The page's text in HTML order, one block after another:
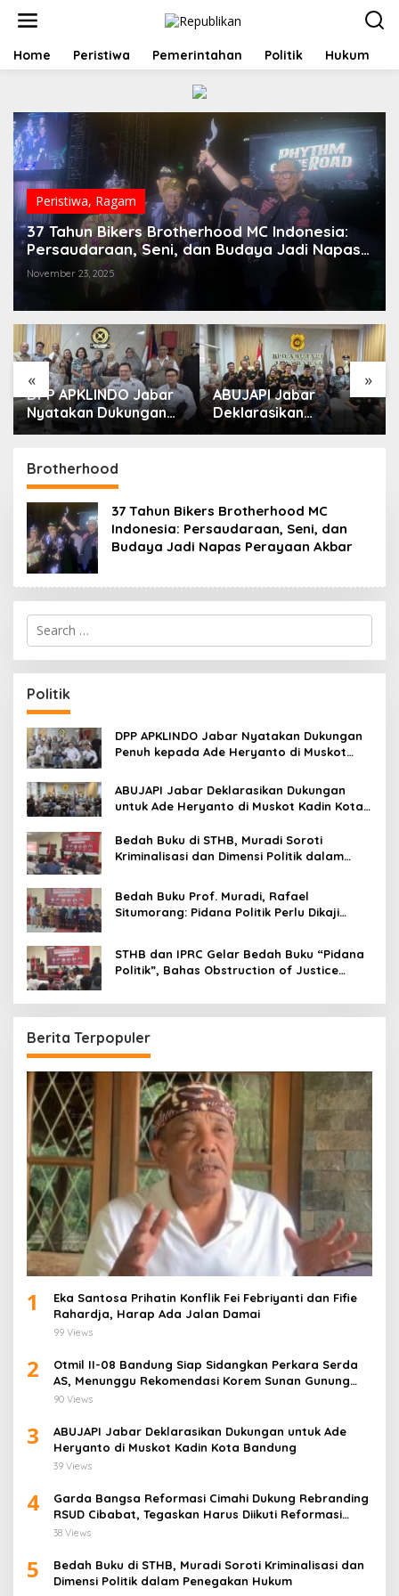
t
Home Peristiwa Pemerintahan Politik Hukum
Peristiwa, Ragam
37 Tahun Bikers Brotherhood MC Indonesia:
Persaudaraan, Seni, dan Budaya Jadi Napas
Perayaan Akbar
November 23, 2025
« »
DPP APKLINDO Jabar
Nyatakan Dukungan
Penuh kepada Ade
Kadin Kota Bandung
ABUJAPI Jabar
Deklarasikan
Dukungan untuk Ade
Brotherhood
37 Tahun Bikers Brotherhood MC
Indonesia: Persaudaraan, Seni, dan
Budaya Jadi Napas Perayaan Akbar
S
r
c
h
f
o
r
:
Politik
DPP APKLINDO Jabar Nyatakan Dukungan
Penuh kepada Ade Heryanto di Muskot
ABUJAPI Jabar Deklarasikan Dukungan
untuk Ade Heryanto di Muskot Kadin Kota
Bedah Buku di STHB, Muradi Soroti
Kriminalisasi dan Dimensi Politik dalam
Bedah Buku Prof. Muradi, Rafael
Situmorang: Pidana Politik Perlu Dikaji
STHB dan IPRC Gelar Bedah Buku “Pidana
Politik”, Bahas Obstruction of Justice
Berita Terpopuler
1
Eka Santosa Prihatin Konflik Fei Febriyanti dan Fifie
Rahardja, Harap Ada Jalan Damai
99 Views
2
Otmil II-08 Bandung Siap Sidangkan Perkara Serda
AS, Menunggu Rekomendasi Korem Sunan Gunung
Jati Cirebon
90 Views
3
ABUJAPI Jabar Deklarasikan Dukungan untuk Ade
Heryanto di Muskot Kadin Kota Bandung
39 Views
4
Garda Bangsa Reformasi Cimahi Dukung Rebranding
RSUD Cibabat, Tegaskan Harus Diikuti Reformasi
Pelayanan
38 Views
5
Bedah Buku di STHB, Muradi Soroti Kriminalisasi dan
Dimensi Politik dalam Penegakan Hukum